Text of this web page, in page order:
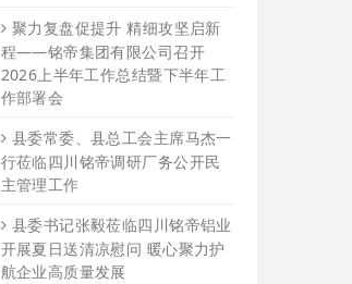
聚力复盘促提升 精细攻坚启新
程——铭帝集团有限公司召开
2026上半年工作总结暨下半年工
作部署会
县委常委、县总工会主席马杰一
行莅临四川铭帝调研厂务公开民
主管理工作
县委书记张毅莅临四川铭帝铝业
开展夏日送清凉慰问 暖心聚力护
航企业高质量发展